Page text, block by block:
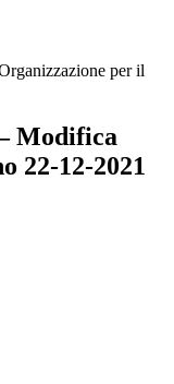
per il
Modifica
22-12-2021